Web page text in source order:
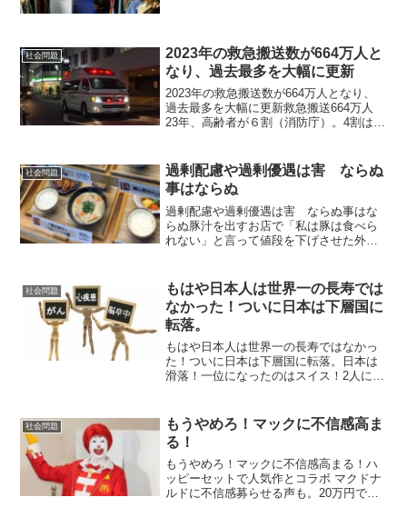
では無いかと思う...
社会問題
2023年の救急搬送数が664万人と
なり、過去最多を大幅に更新
2023年の救急搬送数が664万人となり、
過去最多を大幅に更新救急搬送664万人
23年、高齢者が６割（消防庁）。4割は65
４２０人で、過去最多を更新したと発表
した。２...
社会問題
過剰配慮や過剰優遇は害 ならぬ
事はならぬ
過剰配慮や過剰優遇は害 ならぬ事はな
らぬ豚汁を出すお店で「私は豚は食べら
れない」と言って値段を下げさせた外人
です。 日本人特有の思いやり、配慮、優
しさの表れなのかも知れ...
社会問題
もはや日本人は世界一の長寿では
なかった！ついに日本は下層国に
転落。
もはや日本人は世界一の長寿ではなかっ
た！ついに日本は下層国に転落。日本は
滑落！一位になったのはスイス！2人に1
ら世界ランク５４位。 教育もどツボ。 科
学の王様、物理...
社会問題
もうやめろ！マックに不信感高ま
る！
もうやめろ！マックに不信感高まる！ハ
ッピーセットで人気作とコラボ マクドナ
ルドに不信感募らせる声も。20万円で転